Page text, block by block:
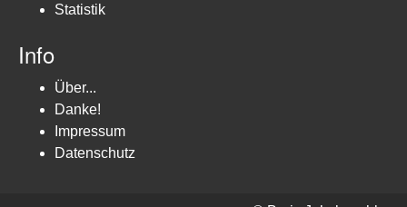
Statistik
Info
Über...
Danke!
Impressum
Datenschutz